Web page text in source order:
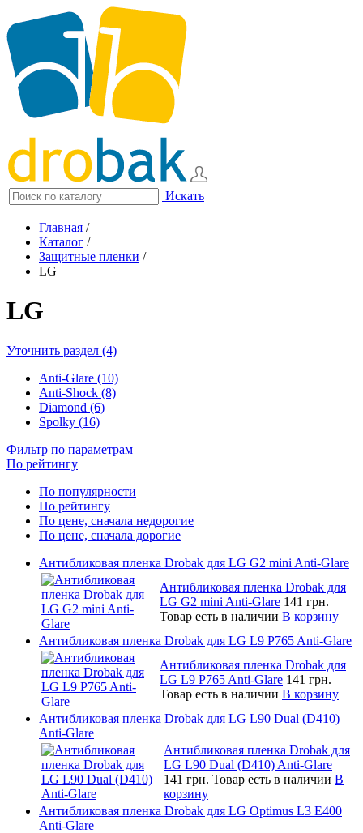
Искать
Главная /
Каталог /
Защитные пленки /
LG
LG
Уточнить раздел (4)
Anti-Glare (10)
Anti-Shock (8)
Diamond (6)
Spolky (16)
Фильтр по параметрам
По рейтингу
По популярности
По рейтингу
По цене, сначала недорогие
По цене, сначала дорогие
Антибликовая пленка Drobak для LG G2 mini Anti-Glare
Антибликовая пленка Drobak для
LG G2 mini Anti-Glare 141 грн.
Товар есть в наличии В корзину
Антибликовая пленка Drobak для LG L9 P765 Anti-Glare
Антибликовая пленка Drobak для
LG L9 P765 Anti-Glare 141 грн.
Товар есть в наличии В корзину
Антибликовая пленка Drobak для LG L90 Dual (D410)
Anti-Glare
Антибликовая пленка Drobak для
LG L90 Dual (D410) Anti-Glare
141 грн. Товар есть в наличии В
корзину
Антибликовая пленка Drobak для LG Optimus L3 E400
Anti-Glare